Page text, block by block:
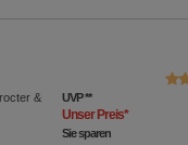
&
UVP**
Unser Preis*
Sie sparen